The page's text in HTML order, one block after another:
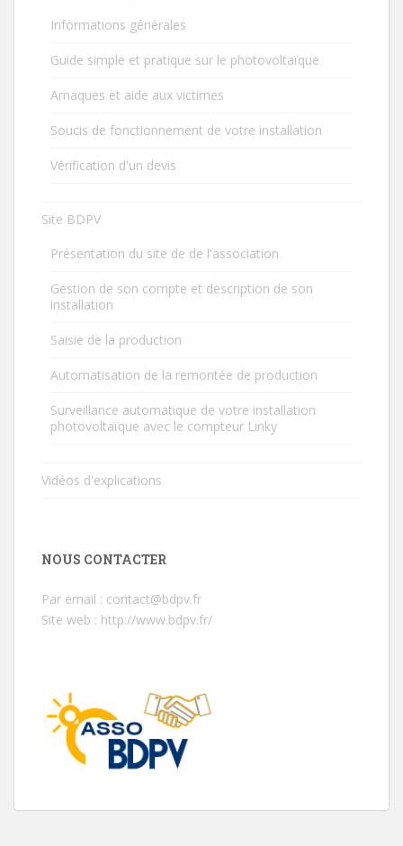
Informations générales
Guide simple et pratique sur le photovoltaïque
Arnaques et aide aux victimes
Soucis de fonctionnement de votre installation
Vérification d'un devis
Site BDPV
Présentation du site de de l'association
Gestion de son compte et description de son
installation
Saisie de la production
Automatisation de la remontée de production
Surveillance automatique de votre installation
photovoltaïque avec le compteur Linky
Vidéos d'explications
NOUS CONTACTER
Par email : contact@bdpv.fr
Site web : http://www.bdpv.fr/